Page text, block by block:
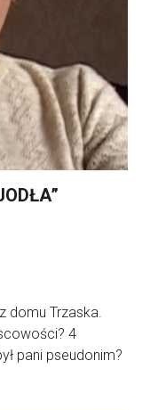
domu Trzaska.
4
pani pseudonim?